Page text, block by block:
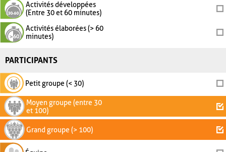
Activités développées
(Entre 30 et 60 minutes)
Activités élaborées (> 60
minutes)
PARTICIPANTS
Petit groupe (< 30)
Moyen groupe (entre 30
et 100)
Grand groupe (> 100)